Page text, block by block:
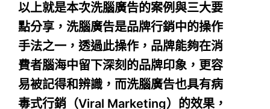
以上就是本次洗腦廣告的案例與三大要
點分享，洗腦廣告是品牌行銷中的操作
手法之一，透過此操作，品牌能夠在消
費者腦海中留下深刻的品牌印象，更容
易被記得和辨識，而洗腦廣告也具有病
毒式行銷（Viral Marketing）的效果，